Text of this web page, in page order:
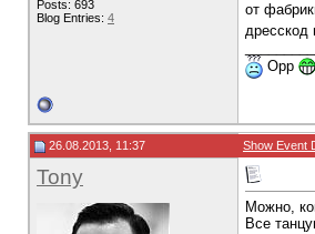
Posts: 693
Blog Entries: 4
от
дресскод
Opp
26.08.2013, 11:37 Show Event
Tony
Можно,
Все